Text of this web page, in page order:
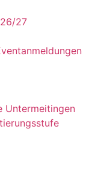
27
Untermeitingen